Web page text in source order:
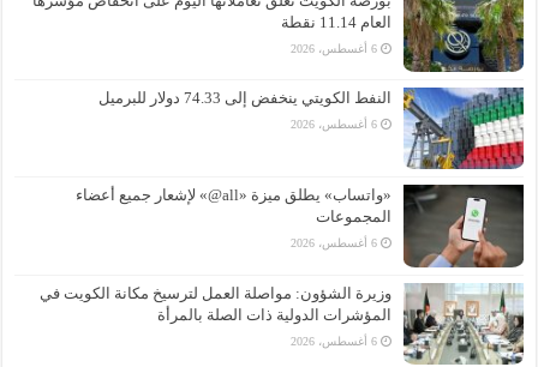
العام 11.14 نقطة
6 أغسطس، 2026
النفط الكويتي ينخفض إلى 74.33 دولار للبرميل
6 أغسطس، 2026
«واتساب» يطلق ميزة «all@» لإشعار جميع أعضاء
المجموعات
6 أغسطس، 2026
وزيرة الشؤون: مواصلة العمل لترسيخ مكانة الكويت في
المؤشرات الدولية ذات الصلة بالمرأة
6 أغسطس، 2026